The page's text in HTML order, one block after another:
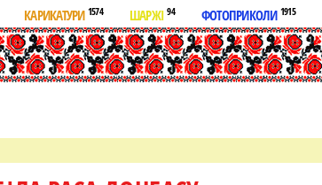
КАРИКАТУРИ 1574 ШАРЖІ94 ФОТОПРИКОЛИ 1915